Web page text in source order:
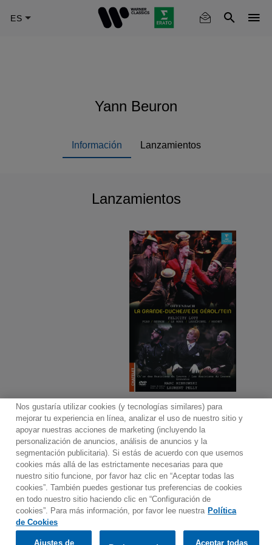
Yann Beuron
Información Lanzamientos
Lanzamientos
Ver más
Contacto Boletin informativo
Términos de Uso
Política de Privacidad
Mapa web
Política de cookies
Ajustes de Cookies
Would you prefer to visit our website in English?
Nos gustaría utilizar cookies (y tecnologías similares) para
mejorar tu experiencia en línea, analizar el uso de nuestro sitio y
apoyar nuestras acciones de marketing (incluyendo la
personalización de anuncios, análisis de anuncios y la
segmentación publicitaria). Si estás de acuerdo con que usemos
cookies más allá de las estrictamente necesarias para que
nuestro sitio funcione, por favor haz clic en “Aceptar todas las
cookies”. También puedes gestionar tus preferencias de cookies
en todo nuestro sitio haciendo clic en “Configuración de
cookies”. Para más información, por favor lee nuestra Política
de Cookies
Ajustes de Aceptar todas